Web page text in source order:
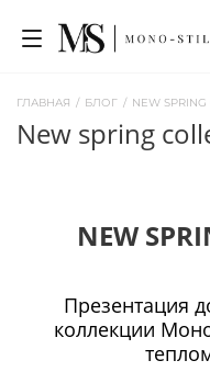
ГЛАВНАЯ / БЛОГ / NEW SPRING
new spring
NEW
Презентация
коллекции